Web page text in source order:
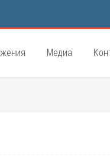
Медиа